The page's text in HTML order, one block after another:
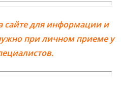
для информации и
при личном приеме у